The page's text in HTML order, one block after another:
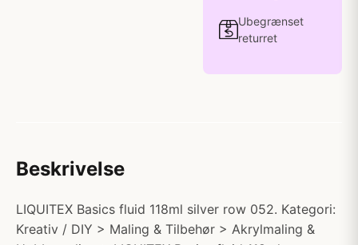
Ubegrænset
returret
Beskrivelse
LIQUITEX Basics fluid 118ml silver row 052. Kategori:
Kreativ / DIY > Maling & Tilbehør > Akrylmaling &